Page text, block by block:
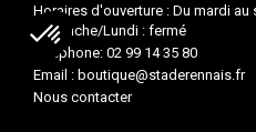
Horaires d'ouverture : Du mardi au
Dimanche/Lundi : fermé
Téléphone: 02 99 14 35 80
Email : boutique@staderennais.fr
Nous contacter